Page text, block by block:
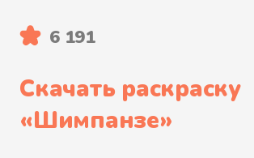
6 191
Скачать раскраску
«Шимпанзе»